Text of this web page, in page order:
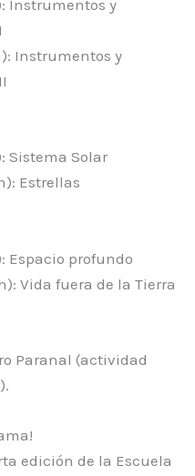
Instrumentos y
Instrumentos y
Sistema Solar
Estrellas
Espacio profundo
Vida fuera de la Tierra
Paranal (actividad
edición de la Escuela